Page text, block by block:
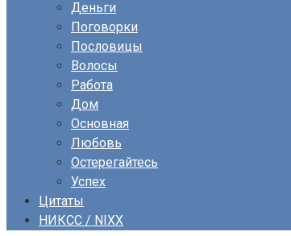
Деньги
Поговорки
Пословицы
Волосы
Работа
Дом
Основная
Любовь
Остерегайтесь
Успех
Цитаты
НИКСС / NIXX